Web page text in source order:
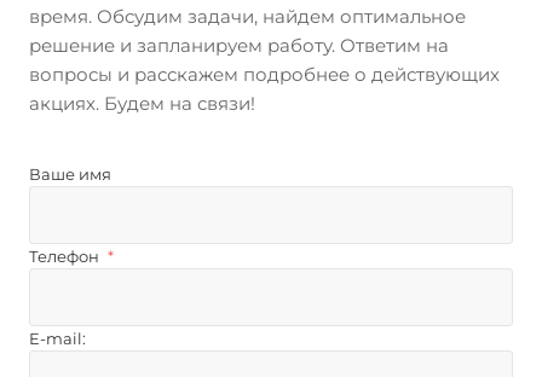
время. Обсудим задачи, найдем оптимальное
решение и запланируем работу. Ответим на
вопросы и расскажем подробнее о действующих
акциях. Будем на связи!
Ваше имя
Телефон *
E-mail: